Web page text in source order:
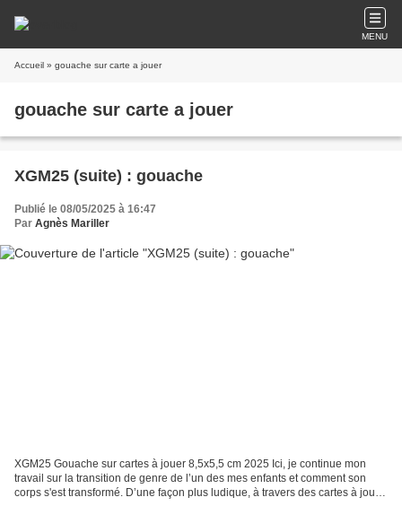
MENU
Accueil » gouache sur carte a jouer
gouache sur carte a jouer
XGM25 (suite) : gouache
Publié le 08/05/2025 à 16:47
Par Agnès Mariller
XGM25 Gouache sur cartes à jouer 8,5x5,5 cm 2025 Ici, je continue mon
travail sur la transition de genre de l’un des mes enfants et comment son
corps s'est transformé. D’une façon plus ludique, à travers des cartes à jouer,